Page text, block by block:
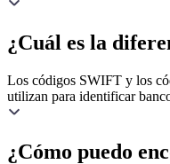
¿Cuál es la
Los códigos SWIFT y los
utilizan para identificar
¿Cómo puedo